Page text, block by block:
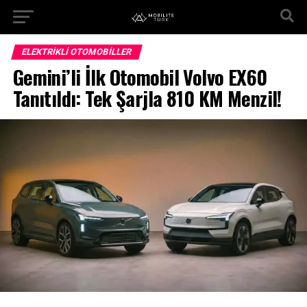
ELEKTRIKLI OTOMOBILLER
Gemini’li İlk Otomobil Volvo EX60
Tanıtıldı: Tek Şarjla 810 KM Menzil!